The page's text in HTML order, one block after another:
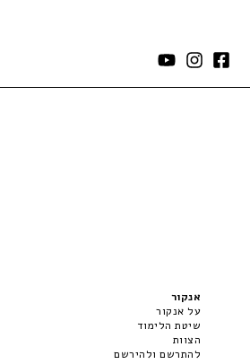
אנקור
על אנקור
שיטת הלימוד
הצוות
להתרשם ולהירשם